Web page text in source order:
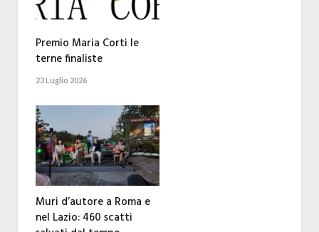
Premio Maria Corti le
terne finaliste
23 Luglio 2026
Muri d’autore a Roma e
nel Lazio: 460 scatti